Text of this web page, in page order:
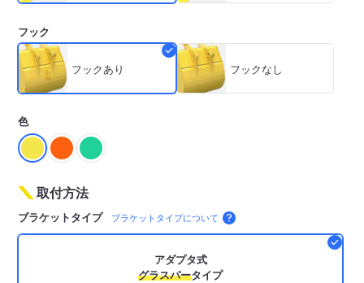
フック
フックあり フックなし
色
取付方法
ブラケットタイプ ブラケットタイプについて
アダプタ式
グラスパータイプ